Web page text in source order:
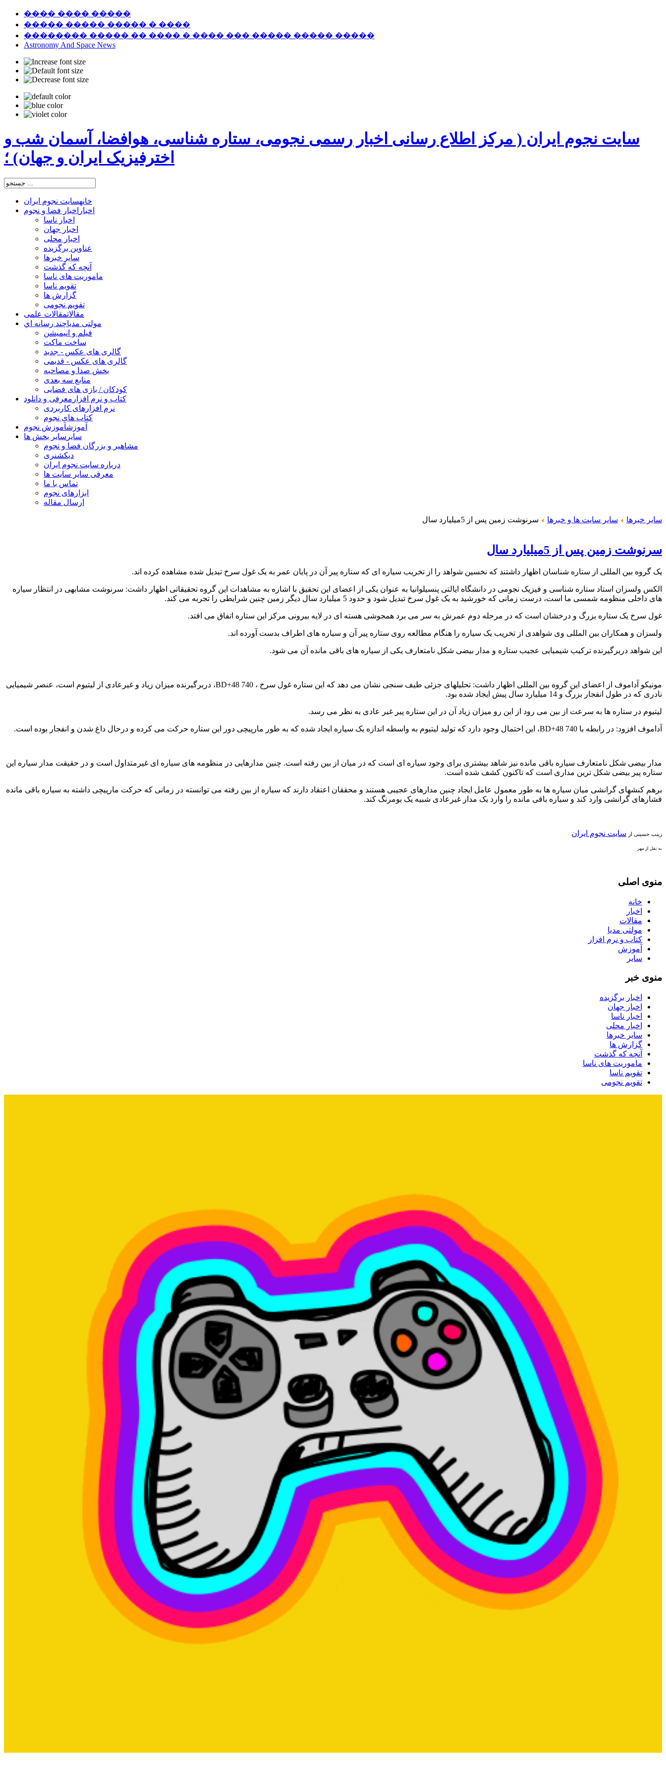
���� ���� �����
����� ����� ����� � ����
�������� ����� �� ���� � ���� ��� ����� ����� �����
Astronomy And Space News
سایت نجوم ایران ( مرکز اطلاع رسانی اخبار رسمی نجومی، ستاره شناسی، هوافضا، آسمان شب و
اخترفیزیک ایران و جهان) ؛
خانهسایت نجوم ایران
اخبار اخبار فضا و نجوم
اخبار ناسا
اخبار جهان
اخبار محلی
عناوین برگزیده
سایر خبرها
آنچه که گذشت
ماموریت های ناسا
تقویم ناسا
گزارش ها
تقویم نجومی
مقالاتمقالات علمی
مولتی مدیاچند رسانه اي
فیلم و انیمیشن
ساخت ماکت
گالری های عکس - جدید
گالری های عکس - قدیمی
بخش صدا و مصاحبه
منابع سه بعدی
کودکان / بازی های فضایی
کتاب و نرم افزار معرفی و دانلود
نرم افزارهای کاربردی
کتاب های نجوم
آموزشآموزش نجوم
سایر سایر بخش ها
مشاهیر و بزرگان فضا و نجوم
دیکشنری
درباره سایت نجوم ایران
معرفی سایر سایت ها
تماس با ما
ابزارهای نجوم
ارسال مقاله
سایر خبرها سایر سایت ها و خبرها سرنوشت زمین پس از 5میلیارد سال
سرنوشت زمین پس از 5میلیارد سال
یک گروه بین المللی از ستاره شناسان اظهار داشتند که نخسین شواهد را از تخریب سیاره ای که ستاره پیر آن در پایان عمر به یک غول سرخ تبدیل شده مشاهده کرده اند.
الکس ولسزان استاد ستاره شناسی و فیزیک نجومی در دانشگاه ایالتی پنسیلوانیا به عنوان یکی از اعضای این تحقیق با اشاره به مشاهدات این گروه تحقیقاتی اظهار داشت: سرنوشت مشابهی در انتظار سیاره
های داخلی منظومه شمسی ما است، درست زمانی که خورشید به یک غول سرخ تبدیل شود و حدود 5 میلیارد سال دیگر زمین چنین شرایطی را تجربه می کند.
غول سرخ یک ستاره بزرگ و درخشان است که در مرحله دوم عمرش به سر می ‌برد همجوشی هسته‌ ای در لایه بیرونی مرکز این ستاره اتفاق می ‌افتد.
ولسزان و همکاران بین المللی وی شواهدی از تخریب یک سیاره را هنگام مطالعه روی ستاره پیر آن و سیاره های اطراف بدست آورده اند.
این شواهد دربرگیرنده ترکیب شیمیایی عجیب ستاره و مدار بیضی شکل نامتعارف یکی از سیاره های باقی مانده آن می شود.
مونیکو آداموف از اعضای این گروه بین المللی اظهار داشت: تحلیلهای جزئی طیف سنجی نشان می دهد که این ستاره غول سرخ ، BD+48 740، دربرگیرنده میزان زیاد و غیرعادی از لیتیوم است، عنصر شیمیایی
نادری که در طول انفجار بزرگ و 14 میلیارد سال پیش ایجاد شده بود.
لیتیوم در ستاره ها به سرعت از بین می رود از این رو میزان زیاد آن در این ستاره پیر غیر عادی به نظر می رسد.
آداموف افزود: در رابطه با BD+48 740، این احتمال وجود دارد که تولید لیتیوم به واسطه اندازه یک سیاره ایجاد شده که به طور مارپیچی دور این ستاره حرکت می کرده و درحال داغ شدن و انفجار بوده است.
مدار بیضی شکل نامتعارف سیاره باقی مانده نیز شاهد بیشتری برای وجود سیاره ای است که در میان از بین رفته است. چنین مدارهایی در منظومه های سیاره ای غیرمتداول است و در حقیقت مدار سیاره این
ستاره پیر بیضی شکل ترین مداری است که تاکنون کشف شده است.
برهم کنشهای گرانشی میان سیاره ها به طور معمول عامل ایجاد چنین مدارهای عجیبی هستند و محققان اعتقاد دارند که سیاره از بین رفته می توانسته در زمانی که حرکت مارپیچی داشته به سیاره باقی مانده
فشارهای گرانشی وارد کند و سیاره باقی مانده را وارد یک مدار غیرعادی شبیه یک بومرنگ کند.
زینب حسینی از سایت نجوم ایران
به نقل از مهر
منوی اصلی
خانه
اخبار
مقالات
مولتی مدیا
کتاب و نرم افزار
آموزش
سایر
منوی خبر
اخبار برگزیده
اخبار جهان
اخبار ناسا
اخبار محلی
سایر خبرها
گزارش ها
آنچه که گذشت
ماموریت های ناسا
تقویم ناسا
تقویم نجومی